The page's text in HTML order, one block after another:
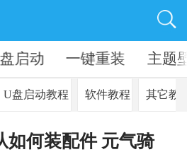
启动 一键重装 主题
U盘启动教程 软件教程 其它教
如何装配件 元气骑